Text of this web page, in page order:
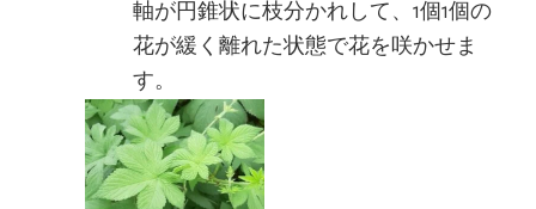
軸が円錐状に枝分かれして、1個1個の
花が緩く離れた状態で花を咲かせま
す。